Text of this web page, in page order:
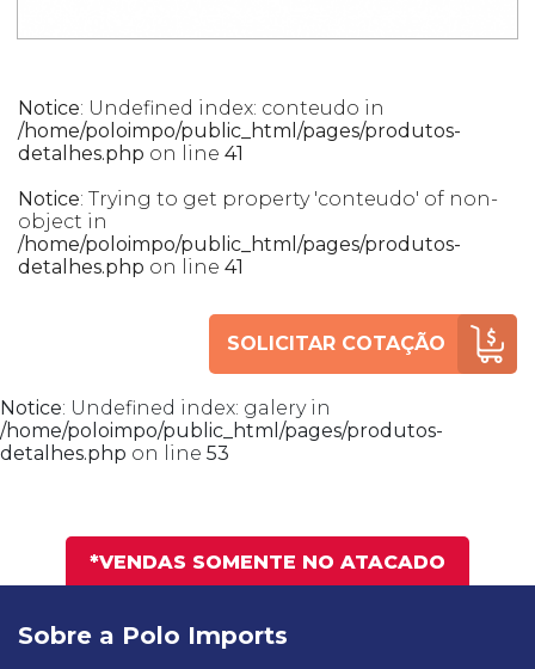
Notice: Undefined index: conteudo in
/home/poloimpo/public_html/pages/produtos-
detalhes.php on line 41
Notice: Trying to get property 'conteudo' of non-
object in
/home/poloimpo/public_html/pages/produtos-
detalhes.php on line 41
SOLICITAR COTAÇÃO
Notice: Undefined index: galery in
/home/poloimpo/public_html/pages/produtos-
detalhes.php on line 53
*VENDAS SOMENTE NO ATACADO
Sobre a Polo Imports